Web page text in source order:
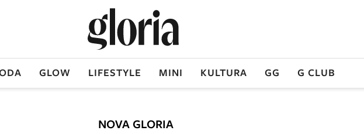
GLOW LIFESTYLE MINI KULTURA GG G CLUB
NOVA GLORIA